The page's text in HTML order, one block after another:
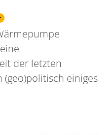
der letzten
(geo)politisch einiges